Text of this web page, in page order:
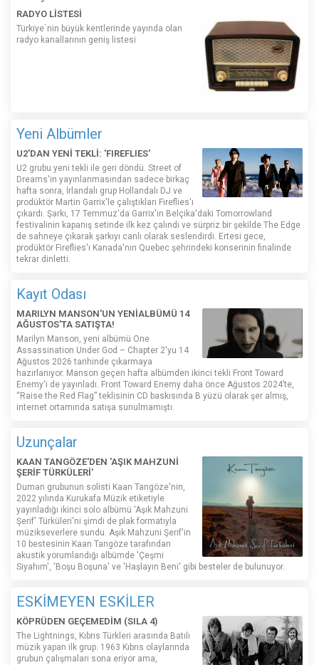
RADYO LİSTESİ
Türkiye´nin büyük kentlerinde yayında olan
radyo kanallarının geniş listesi
Yeni Albümler
U2'DAN YENİ TEKLİ: 'FIREFLIES'
U2 grubu yeni tekli ile geri döndü. Street of
Dreams'in yayınlanmasından sadece birkaç
hafta sonra, İrlandalı grup Hollandalı DJ ve
prodüktör Martin Garrix'le çalıştıkları Fireflies'ı
çıkardı. Şarkı, 17 Temmuz'da Garrix'in Belçika'daki Tomorrowland
festivalinin kapanış setinde ilk kez çalındı ​​ve sürpriz bir şekilde The Edge
de sahneye çıkarak şarkıyı canlı olarak seslendirdi. Ertesi gece,
prodüktör Fireflies'ı Kanada'nın Quebec şehrindeki konserinin finalinde
tekrar dinletti.
Kayıt Odası
MARILYN MANSON'UN YENİALBÜMÜ 14
AĞUSTOS'TA SATIŞTA!
Marilyn Manson, yeni albümü One
Assassination Under God – Chapter 2'yu 14
Ağustos 2026 tarihinde çıkarmaya
hazırlanıyor. Manson geçen hafta albümden ikinci tekli Front Toward
Enemy'i de yayınladı. Front Toward Enemy daha önce Ağustos 2024’te,
“Raise the Red Flag” teklisinin CD baskısında B yüzü olarak şer almış,
internet ortamında satışa sunulmamıştı.
Uzunçalar
KAAN TANGÖZE'DEN 'AŞIK MAHZUNİ
ŞERİF TÜRKÜLERİ'
Duman grubunun solisti Kaan Tangöze'nin,
2022 yılında Kurukafa Müzik etiketiyle
yayınladığı ikinci solo albümü 'Aşık Mahzuni
Şerif' Türküleri'ni şimdi de plak formatıyla
müzikseverlere sundu. Aşık Mahzuni Şerif'in
10 bestesinin Kaan Tangöze tarafından
akustik yorumlandığı albümde 'Çeşmi
Siyahım', 'Boşu Boşuna' ve 'Haşlayın Beni' gibi besteler de bulunuyor.
ESKİMEYEN ESKİLER
KÖPRÜDEN GEÇEMEDİM (SILA 4)
The Lightnings, Kıbrıs Türkleri arasında Batılı
müzik yapan ilk grup. 1963 Kıbrıs olaylarında
grubun çalışmaları sona eriyor ama,